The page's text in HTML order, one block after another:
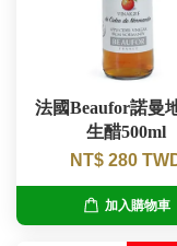
法國Beaufor諾曼
生醋500ml
NT$ 280
加入購物車